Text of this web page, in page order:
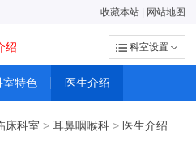
收藏本站 网站地图
绍 科室设置
室特色 医生介绍
床科室 >耳鼻咽喉科 > 医生介绍